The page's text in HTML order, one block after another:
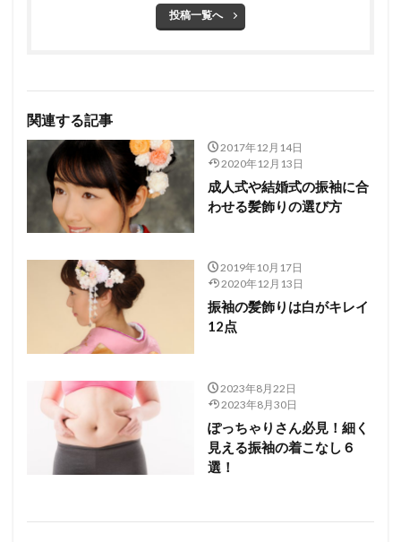
投稿一覧へ
関連する記事
2017年12月14日
2020年12月13日
成人式や結婚式の振袖に合
わせる髪飾りの選び方
2019年10月17日
2020年12月13日
振袖の髪飾りは白がキレイ
12点
2023年8月22日
2023年8月30日
ぽっちゃりさん必見！細く
見える振袖の着こなし６
選！